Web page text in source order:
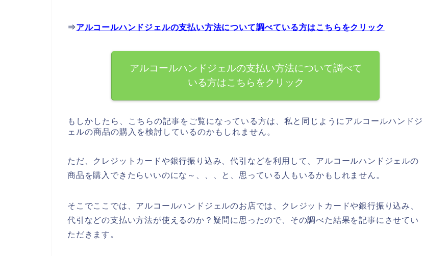
⇒アルコールハンドジェルの支払い方法について調べている方はこちらをクリック
アルコールハンドジェルの支払い方法について調べて
いる方はこちらをクリック
もしかしたら、こちらの記事をご覧になっている方は、私と同じようにアルコールハンドジ
ェルの商品の購入を検討しているのかもしれません。
ただ、クレジットカードや銀行振り込み、代引などを利用して、アルコールハンドジェルの
商品を購入できたらいいのにな～、、、と、思っている人もいるかもしれません。
そこでここでは、アルコールハンドジェルのお店では、クレジットカードや銀行振り込み、
代引などの支払い方法が使えるのか？疑問に思ったので、その調べた結果を記事にさせてい
ただきます。